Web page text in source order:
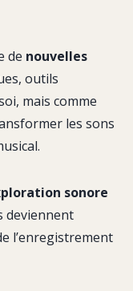
de nouvelles
outils
mais comme
les sons
sonore
deviennent
l’enregistrement